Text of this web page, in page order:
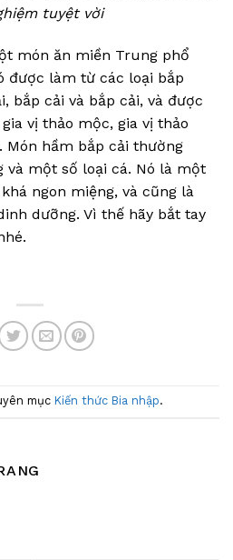
tuyệt vời
món ăn miền Trung phổ
được làm từ các loại bắp
bắp cải và bắp cải, và được
vị thảo mộc, gia vị thảo
Món hầm bắp cải thường
và một số loại cá. Nó là một
ngon miệng, và cũng là
dưỡng. Vì thế hãy bắt tay
mục Kiến thức Bia nhập.